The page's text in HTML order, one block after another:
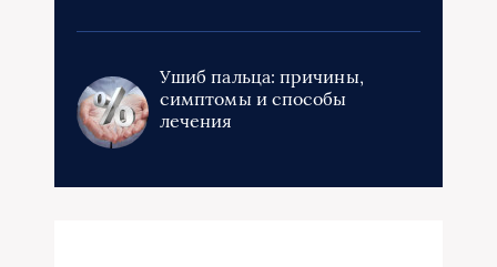
Ушиб пальца: причины,
симптомы и способы
лечения